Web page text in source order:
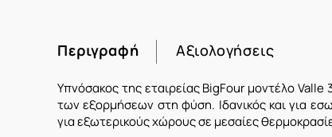
Περιγραφή Αξιολογήσεις
Υπνόσακος της εταιρείας BigFour μοντέλο
των εξορμήσεων στη φύση. Ιδανικός και για
για εξωτερικούς χώρους σε μεσαίες